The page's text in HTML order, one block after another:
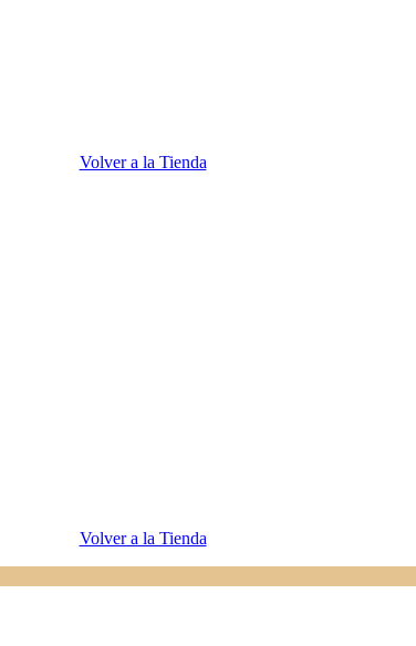
Volver a la Tienda
Volver a la Tienda